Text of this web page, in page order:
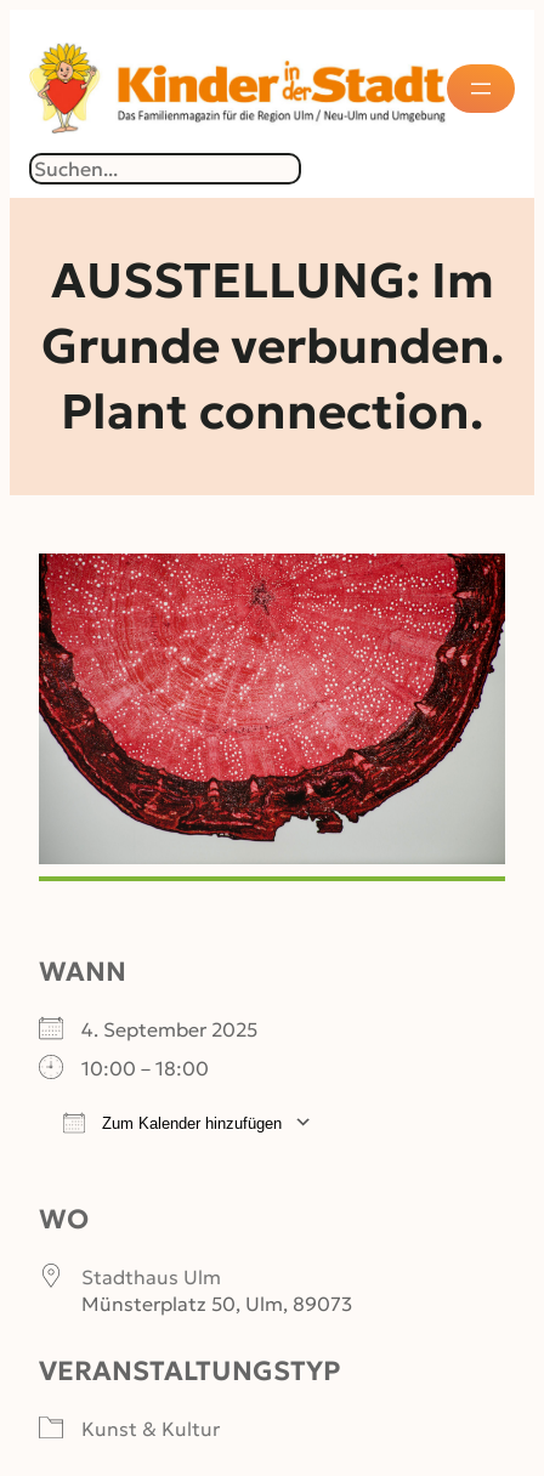
Inhalt
springen
Suchen
AUSSTELLUNG: Im
Grunde verbunden.
Plant connection.
WANN
4. September 2025
10:00 – 18:00
Zum Kalender hinzufügen
WO
Stadthaus Ulm
Münsterplatz 50, Ulm, 89073
VERANSTALTUNGSTYP
Kunst & Kultur